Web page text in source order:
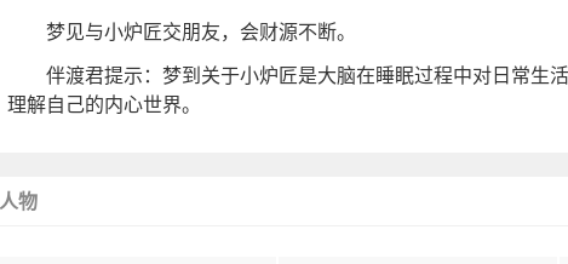
梦见与小炉匠交朋友，会财源不断。
伴渡君提示：梦到关于小炉匠是大脑在睡眠过程中对日常生
理解自己的内心世界。
人物